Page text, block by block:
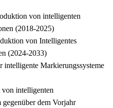
von intelligenten
(2018-2025)
von Intelligentes
(2024-2033)
intelligente Markierungssysteme
intelligenten
dem Vorjahr